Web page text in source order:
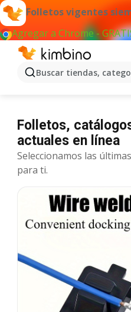
Folletos vigentes
Agregar a Chrome -
Buscar tiendas,
Folletos,
actuales en línea
Seleccionamos las
para ti.